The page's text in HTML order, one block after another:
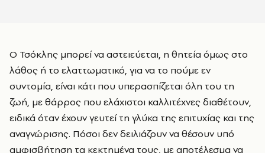
Ο Τσόκλης μπορεί να αστειεύεται, η θητεία όμως στο
λάθος ή το ελαττωματικό, για να το πούμε εν
συντομία, είναι κάτι που υπερασπίζεται όλη του τη
ζωή, με θάρρος που ελάχιστοι καλλιτέχνες διαθέτουν,
ειδικά όταν έχουν γευτεί τη γλύκα της επιτυχίας και της
αναγνώρισης. Πόσοι δεν δειλιάζουν να θέσουν υπό
αμφισβήτηση τα κεκτημένα τους, με αποτέλεσμα να